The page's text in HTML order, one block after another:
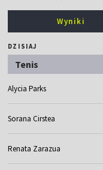
Wyniki
DZISIAJ
Tenis
Alycia Parks
Sorana Cirstea
Renata Zarazua